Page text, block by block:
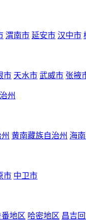
渭南市 延安市 汉中市
市 天水市 武威市 张掖
州
黄南藏族自治州 海
市 中卫市
番地区 哈密地区 昌吉